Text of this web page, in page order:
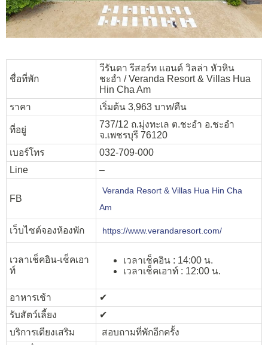
ชื่อที่พัก
วีรันดา รีสอร์ท แอนด์ วิลล่า หัวหิน
ชะอำ / Veranda Resort & Villas Hua
Hin Cha Am
ราคา
เริ่มต้น 3,963 บาท/คืน
ที่อยู่
737/12 ถ.มุ่งทะเล ต.ชะอำ อ.ชะอำ
จ.เพชรบุรี 76120
เบอร์โทร
032-709-000
Line
–
FB
Veranda Resort & Villas Hua Hin Cha
Am
เว็บไซต์จองห้องพัก https://www.verandaresort.com/
เวลาเช็คอิน-เช็คเอา
ท์
เวลาเช็คอิน : 14:00 น.
เวลาเช็คเอาท์ : 12:00 น.
อาหารเช้า
✔︎
รับสัตว์เลี้ยง
✔︎
บริการเตียงเสริม
สอบถามที่พักอีกครั้ง